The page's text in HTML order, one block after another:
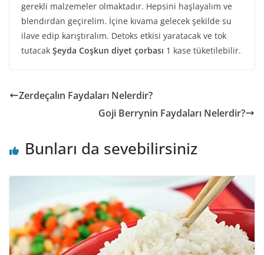
gerekli malzemeler olmaktadır. Hepsini haşlayalım ve
blendırdan geçirelim. İçine kıvama gelecek şekilde su
ilave edip karıştıralım. Detoks etkisi yaratacak ve tok
tutacak Şeyda Coşkun diyet çorbası 1 kase tüketilebilir.
Zerdeçalın Faydaları Nelerdir?
Goji Berrynin Faydaları Nelerdir?
Bunları da sevebilirsiniz